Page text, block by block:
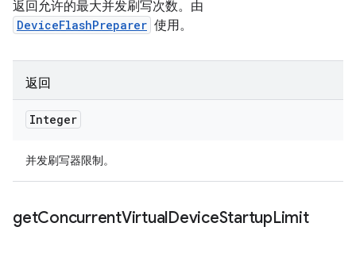
返回允许的最大并发刷写次数。由
DeviceFlashPreparer 使用。
返回
Integer
并发刷写器限制。
getConcurrentVirtualDeviceStartupLimit